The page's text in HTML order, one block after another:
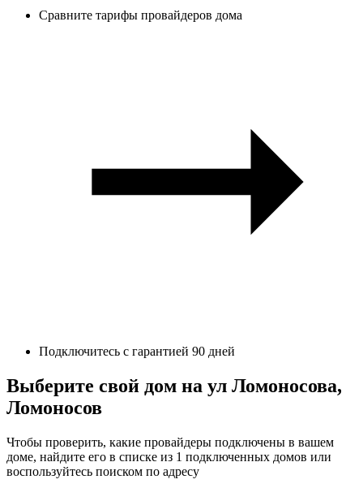
Сравните тарифы провайдеров дома
Подключитесь с гарантией 90 дней
Выберите свой дом на ул Ломоносова,
Ломоносов
Чтобы проверить, какие провайдеры подключены в вашем
доме, найдите его в списке из 1 подключенных домов или
воспользуйтесь поиском по адресу